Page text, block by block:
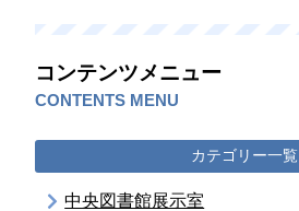
コンテンツメニュー
CONTENTS MENU
カテゴリー一覧
中央図書館展示室